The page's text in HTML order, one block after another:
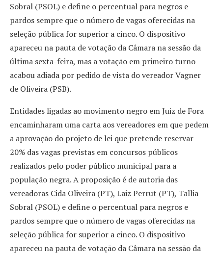
Sobral (PSOL) e define o percentual para negros e
pardos sempre que o número de vagas oferecidas na
seleção pública for superior a cinco. O dispositivo
apareceu na pauta de votação da Câmara na sessão da
última sexta-feira, mas a votação em primeiro turno
acabou adiada por pedido de vista do vereador Vagner
de Oliveira (PSB).
Entidades ligadas ao movimento negro em Juiz de Fora
encaminharam uma carta aos vereadores em que pedem
a aprovação do projeto de lei que pretende reservar
20% das vagas previstas em concursos públicos
realizados pelo poder público municipal para a
população negra. A proposição é de autoria das
vereadoras Cida Oliveira (PT), Laiz Perrut (PT), Tallia
Sobral (PSOL) e define o percentual para negros e
pardos sempre que o número de vagas oferecidas na
seleção pública for superior a cinco. O dispositivo
apareceu na pauta de votação da Câmara na sessão da